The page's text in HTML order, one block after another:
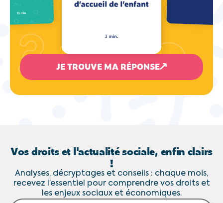
JE TROUVE MA RÉPONSE
Vos droits et l'actualité sociale, enfin clairs
!
Analyses, décryptages et conseils : chaque mois,
recevez l’essentiel pour comprendre vos droits et
les enjeux sociaux et économiques.